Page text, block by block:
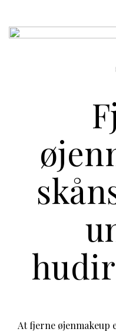
At fjerne øjenmakeup